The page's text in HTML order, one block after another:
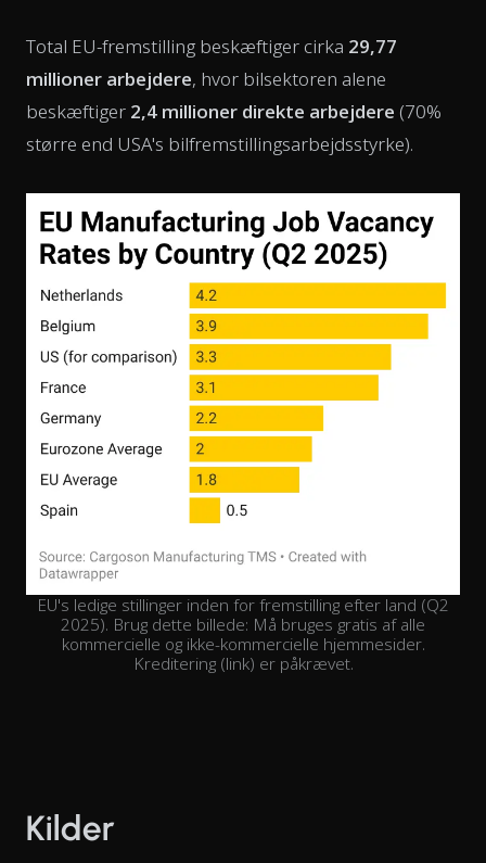
Total EU-fremstilling beskæftiger cirka 29,77
millioner arbejdere, hvor bilsektoren alene
beskæftiger 2,4 millioner direkte arbejdere (70%
større end USA's bilfremstillingsarbejdsstyrke).
EU's ledige stillinger inden for fremstilling efter land (Q2
2025). Brug dette billede: Må bruges gratis af alle
kommercielle og ikke-kommercielle hjemmesider.
Kreditering (link) er påkrævet.
Kilder